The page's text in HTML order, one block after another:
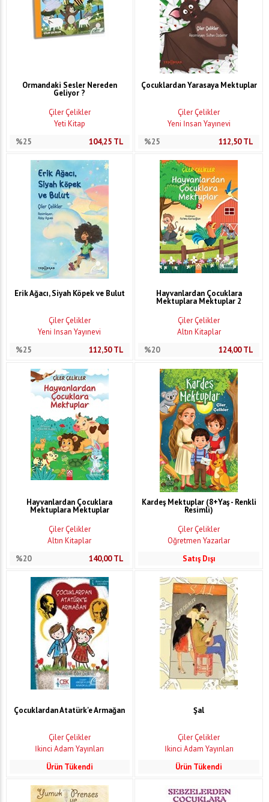
Ormandaki Sesler Nereden
Geliyor ?
Çiler Çelikler
Yeti Kitap
%25
104,25TL
Çocuklardan Yarasaya Mektuplar
Çiler Çelikler
Yeni İnsan Yayınevi
%25
112,50TL
Erik Ağacı, Siyah Köpek ve Bulut
Çiler Çelikler
Yeni İnsan Yayınevi
%25
112,50TL
Hayvanlardan Çocuklara
Mektuplara Mektuplar 2
Çiler Çelikler
Altın Kitaplar
%20
124,00TL
Hayvanlardan Çocuklara
Mektuplara Mektuplar
Çiler Çelikler
Altın Kitaplar
%20
140,00TL
Kardeş Mektuplar (8+Yaş - Renkli
Resimli)
Çiler Çelikler
Öğretmen Yazarlar
Satış Dışı
Çocuklardan Atatürk'e Armağan
Çiler Çelikler
İkinci Adam Yayınları
Ürün Tükendi
Şal
Çiler Çelikler
İkinci Adam Yayınları
Ürün Tükendi